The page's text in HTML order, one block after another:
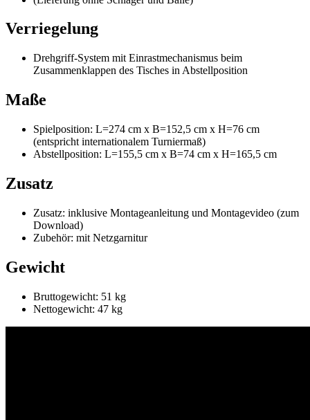
Verriegelung
Drehgriff-System mit Einrastmechanismus beim
Zusammenklappen des Tisches in Abstellposition
Maße
Spielposition: L=274 cm x B=152,5 cm x H=76 cm
(entspricht internationalem Turniermaß)
Abstellposition: L=155,5 cm x B=74 cm x H=165,5 cm
Zusatz
Zusatz: inklusive Montageanleitung und Montagevideo (zum
Download)
Zubehör: mit Netzgarnitur
Gewicht
Bruttogewicht: 51 kg
Nettogewicht: 47 kg